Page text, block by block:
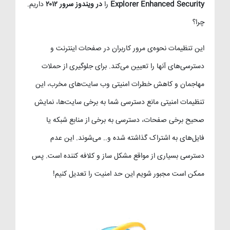
Explorer Enhanced Security را در ویندوز سرور ۲۰۱۲
داریم.
چرا؟
این تنظیمات نحوه‌ی مرور کاربران در صفحات اینترنت و
دسترسی‌های آنها را تعیین می‌کند. برای جلوگیری از حملات
مهاجمان و کاهش خطرات امنیتی وب سایت‌های مخرب، این
تنظیمات امنیتی مانع دسترسی شما به برخی سایت‌ها، نمایش
صحیح برخی صفحات، دسترسی به برخی از منابع شبکه یا
فایل‌های به اشتراک گذاشته شده و.. می‌شوند. این عدم
دسترسی بسیاری از مواقع مشکل ساز و کلافه کننده است. پس
ممکن است مجبور شویم این حد امنیت را تعدیل کنیم!